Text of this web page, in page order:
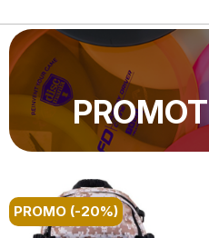
PROMO (-20%)